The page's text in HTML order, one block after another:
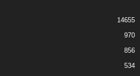
14655
970
856
534